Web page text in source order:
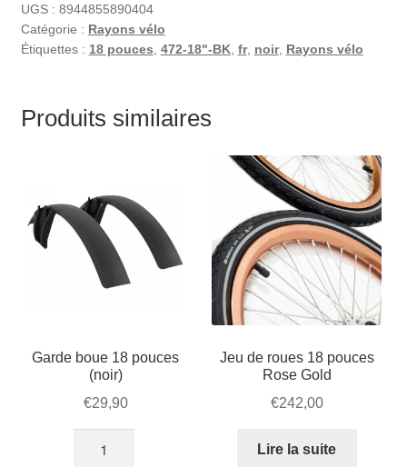
UGS : 8944855890404
Catégorie : Rayons vélo
Étiquettes : 18 pouces 472-18"-BK, fr, noir, Rayons vélo
Produits similaires
Garde boue 18 pouces
(noir)
€29,90
Jeu de roues 18 pouces
Rose Gold
€242,00
Lire la suite